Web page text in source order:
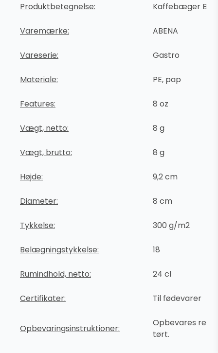
Produktbetegnelse: Kaffebæger
Varemærke: ABENA
Vareserie: Gastro
Materiale: PE, pap
Features: 8 oz
Vægt, netto: 8 g
Vægt, brutto: 8 g
Højde: 9,2 cm
Diameter: 8 cm
Tykkelse: 300 g/m2
Belægningstykkelse: 18
Rumindhold, netto: 24 cl
Certifikater: Til fødevarer
Opbevaringsinstruktioner:
Opbevares rent
tørt.